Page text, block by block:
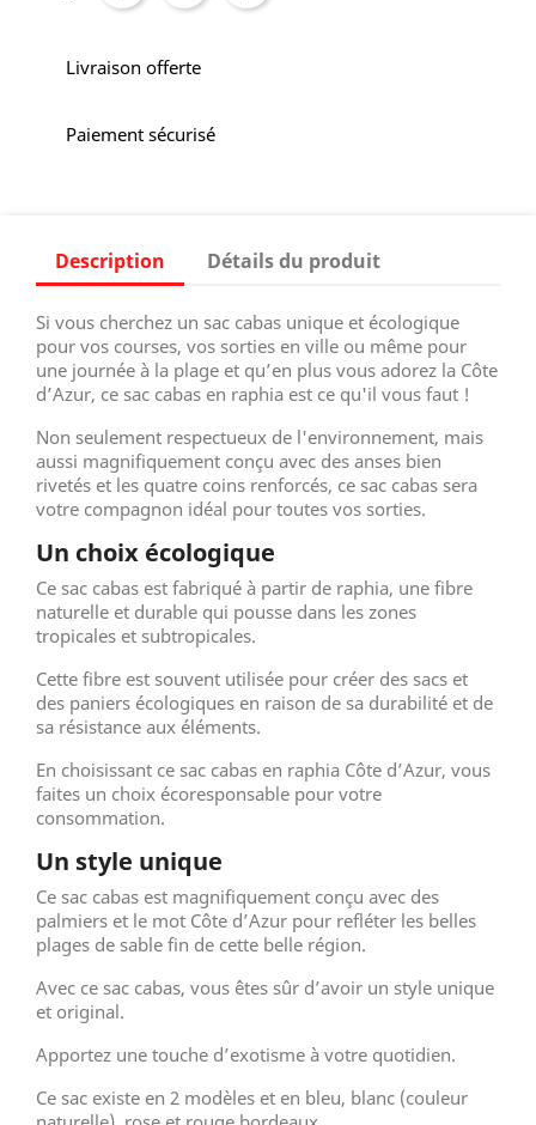
Livraison offerte
Paiement sécurisé
Description Détails du produit
Si vous cherchez un sac cabas unique et écologique
pour vos courses, vos sorties en ville ou même pour
une journée à la plage et qu’en plus vous adorez la Côte
d’Azur, ce sac cabas en raphia est ce qu'il vous faut !
Non seulement respectueux de l'environnement, mais
aussi magnifiquement conçu avec des anses bien
rivetés et les quatre coins renforcés, ce sac cabas sera
votre compagnon idéal pour toutes vos sorties.
Un choix écologique
Ce sac cabas est fabriqué à partir de raphia, une fibre
naturelle et durable qui pousse dans les zones
tropicales et subtropicales.
Cette fibre est souvent utilisée pour créer des sacs et
des paniers écologiques en raison de sa durabilité et de
sa résistance aux éléments.
En choisissant ce sac cabas en raphia Côte d’Azur, vous
faites un choix écoresponsable pour votre
consommation.
Un style unique
Ce sac cabas est magnifiquement conçu avec des
palmiers et le mot Côte d’Azur pour refléter les belles
plages de sable fin de cette belle région.
Avec ce sac cabas, vous êtes sûr d’avoir un style unique
et original.
Apportez une touche d’exotisme à votre quotidien.
Ce sac existe en 2 modèles et en bleu, blanc (couleur